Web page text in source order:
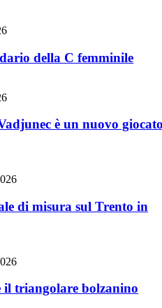
della C femminile
è un nuovo
di misura sul Trento in
triangolare bolzanino